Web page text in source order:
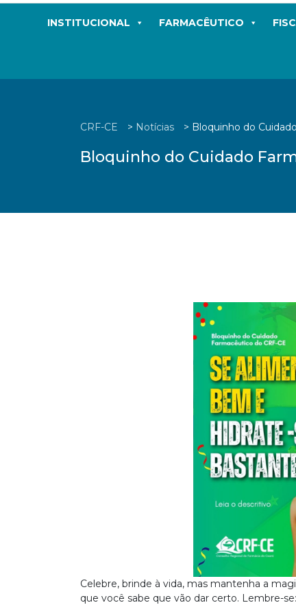
INSTITUCIONAL FARMACÊUTICO
CRF-CE > Notícias > Bloquinho do
Bloquinho do Cuidado
Celebre, brinde à vida, mas mantenha a
que você sabe que vão dar certo. Lembre-